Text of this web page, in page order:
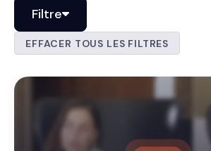
Filtre
EFFACER TOUS LES FILTRES